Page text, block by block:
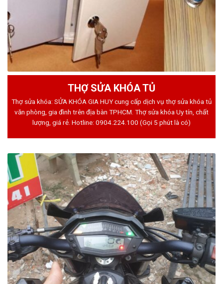
THỢ SỬA KHÓA TỦ
Thợ sửa khóa: SỬA KHÓA GIA HUY cung cấp dịch vụ thợ sửa khóa tủ
văn phòng, gia đình trên địa bàn TPHCM. Thợ sửa khóa Uy tín, chất
lượng, giá rẻ. Hotline: 0904.224.100 (Gọi 5 phút là có)